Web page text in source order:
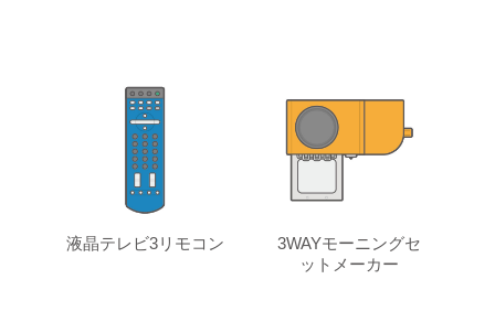
液晶テレビ3リモコン
3WAYモーニングセ
ットメーカー